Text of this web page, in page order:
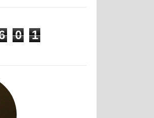
0 1